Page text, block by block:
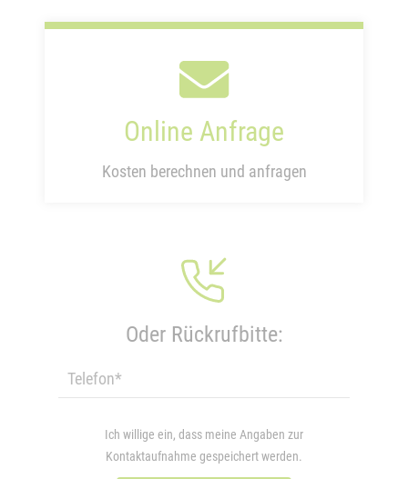
Online Anfrage
Kosten berechnen und anfragen
Oder Rückrufbitte:
Ich willige ein, dass meine Angaben zur
Kontaktaufnahme gespeichert werden.